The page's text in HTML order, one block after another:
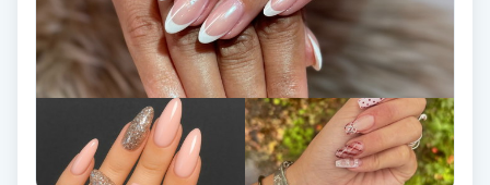
Terapi
Thaimassage